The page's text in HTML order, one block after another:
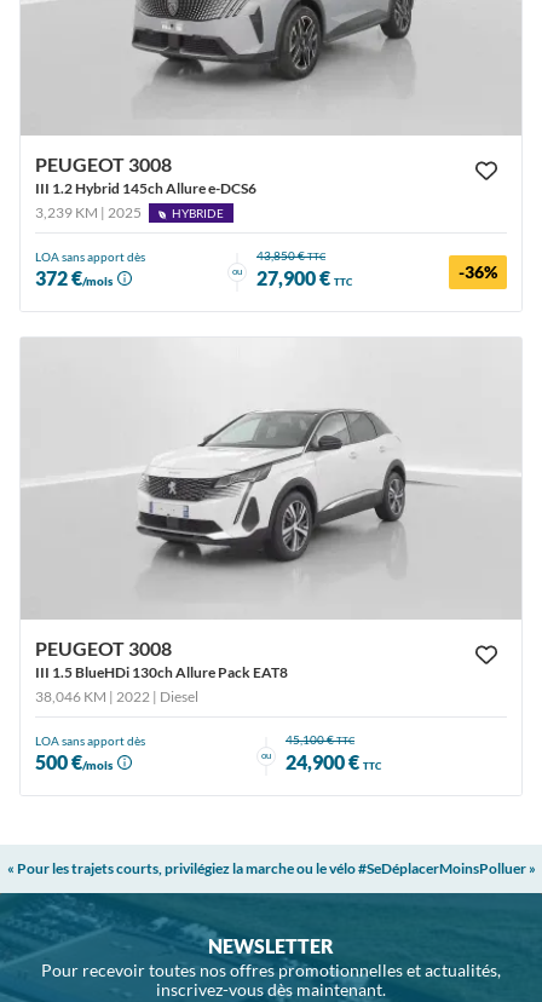
PEUGEOT 3008
III 1.2 Hybrid 145ch Allure e-DCS6
3,239 KM | 2025
HYBRIDE
LOA sans apport dès
372 €/mois
ou
43,850 €TTC
27,900 € TTC -36%
PEUGEOT 3008
III 1.5 BlueHDi 130ch Allure Pack EAT8
38,046 KM | 2022 | Diesel
LOA sans apport dès
500 €/mois
ou
45,100 €TTC
24,900 € TTC
« Pour les trajets courts, privilégiez la marche ou le vélo #SeDéplacerMoinsPolluer »
NEWSLETTER
Pour recevoir toutes nos offres promotionnelles et actualités,
inscrivez-vous dès maintenant.